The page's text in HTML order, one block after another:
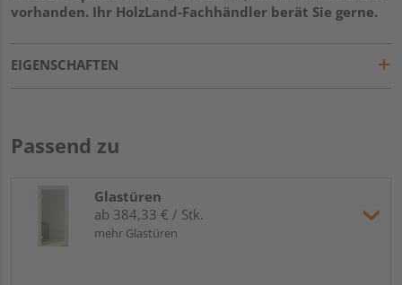
vorhanden. Ihr HolzLand-Fachhändler berät Sie gerne.
EIGENSCHAFTEN
Passend zu
Glastüren
ab 384,33 € / Stk.
mehr Glastüren